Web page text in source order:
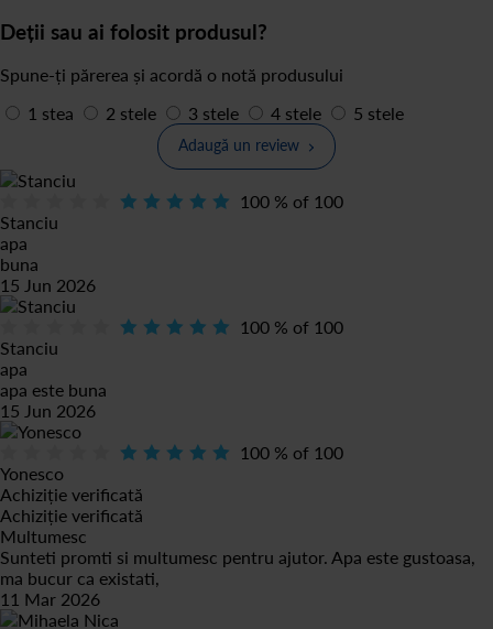
Deții sau ai folosit produsul?
Spune-ți părerea și acordă o notă produsului
1 stea
2 stele 3 stele 4 stele 5 stele
Adaugă un review
100 % of 100
Stanciu
apa
buna
15 Jun 2026
100 % of 100
Stanciu
apa
apa este buna
15 Jun 2026
100 % of 100
Yonesco
Achiziție verificată
Achiziție verificată
Multumesc
Sunteti promti si multumesc pentru ajutor. Apa este gustoasa,
ma bucur ca existati,
11 Mar 2026